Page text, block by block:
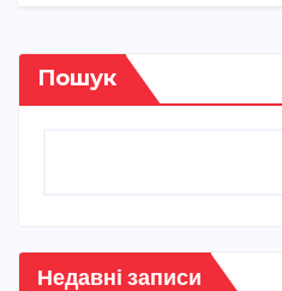
Пошук
Недавні записи